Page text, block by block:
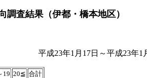
調査結果（伊都・橋本地区）
23年1月23
19 20≦ 合計